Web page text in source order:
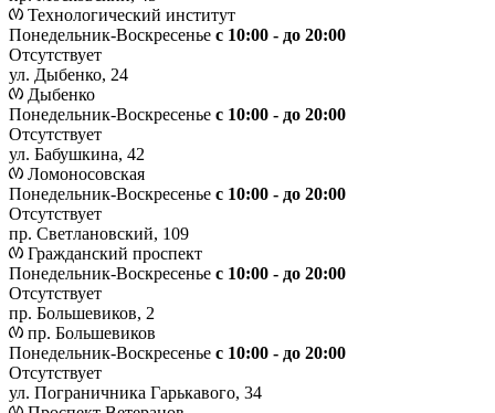
Технологический институт
Понедельник-Воскресенье с 10:00 - до 20:00
Отсутствует
ул. Дыбенко, 24
Дыбенко
Понедельник-Воскресенье с 10:00 - до 20:00
Отсутствует
ул. Бабушкина, 42
Ломоносовская
Понедельник-Воскресенье с 10:00 - до 20:00
Отсутствует
пр. Светлановский, 109
Гражданский проспект
Понедельник-Воскресенье с 10:00 - до 20:00
Отсутствует
пр. Большевиков, 2
пр. Большевиков
Понедельник-Воскресенье с 10:00 - до 20:00
Отсутствует
ул. Пограничника Гарькавого, 34